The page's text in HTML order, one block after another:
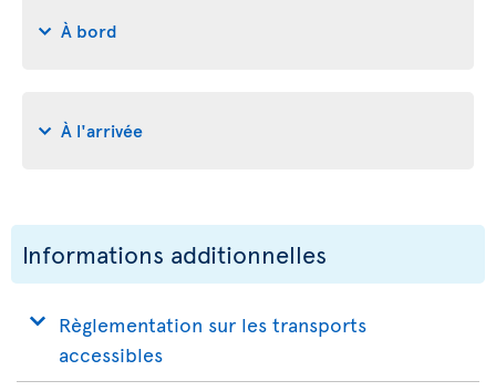
À bord
À l'arrivée
Informations additionnelles
Règlementation sur les transports
accessibles